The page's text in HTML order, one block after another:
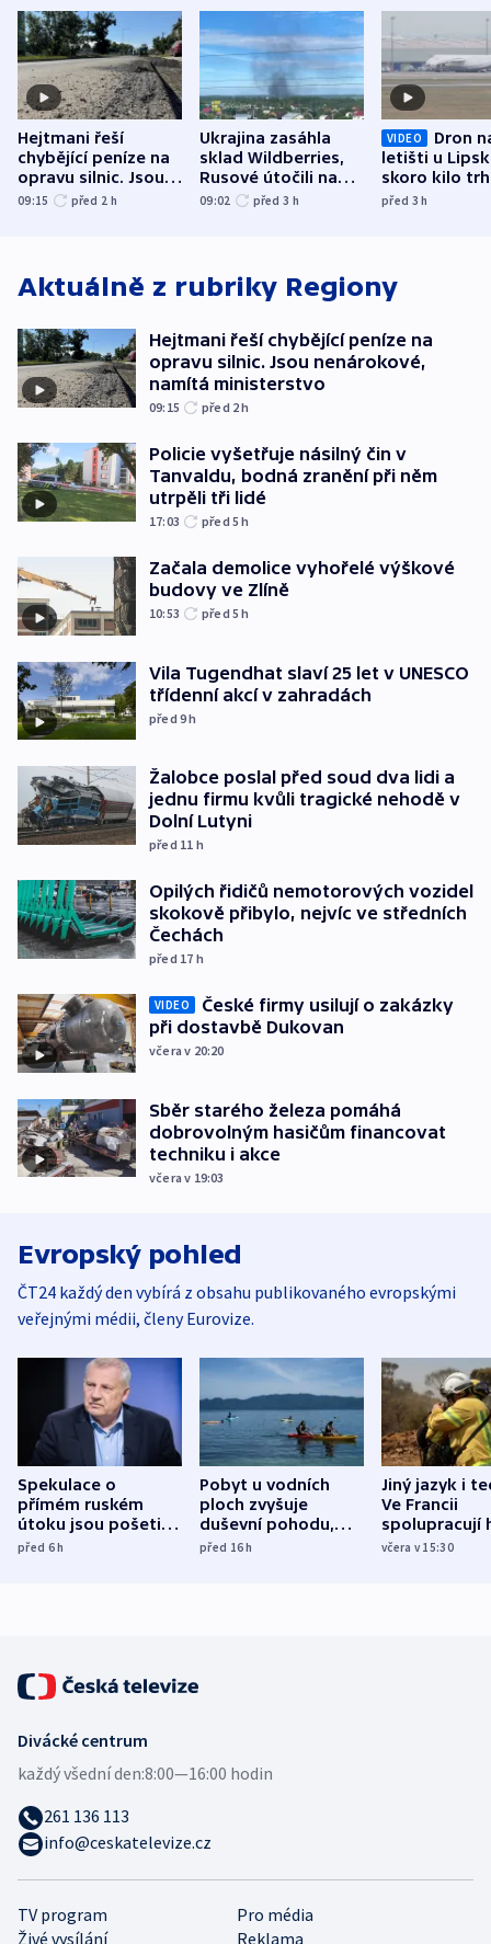
Hejtmani řeší
chybějící peníze na
opravu silnic. Jsou
nenárokové, namítá
09:15 před 2 h
Ukrajina zasáhla
sklad Wildberries,
Rusové útočili na
trh, hasiče či
09:02 před 3 h
VIDEO
Dron
letišti u
skoro kilo
indicie
před 3h
Aktuálně z rubriky Regiony
Hejtmani řeší chybějící peníze na
opravu silnic. Jsou nenárokové,
namítá ministerstvo
09:15 před 2h
Policie vyšetřuje násilný čin v
Tanvaldu, bodná zranění při něm
utrpěli tři lidé
17:03 před 5h
Začala demolice vyhořelé výškové
budovy ve Zlíně
10:53 před 5h
Vila Tugendhat slaví 25 let v UNESCO
třídenní akcí v zahradách
před 9h
Žalobce poslal před soud dva lidi a
jednu firmu kvůli tragické nehodě v
Dolní Lutyni
před 11 h
Opilých řidičů nemotorových vozidel
skokově přibylo, nejvíc ve středních
Čechách
před 17 h
VIDEO
České firmy usilují o zakázky
při dostavbě Dukovan
včera v 20:20
Sběr starého železa pomáhá
dobrovolným hasičům financovat
techniku i akce
včera v 19:03
Evropský pohled
ČT24 každý den vybírá z obsahu publikovaného evropskými
veřejnými médii, členy Eurovize.
Spekulace o
přímém ruském
útoku jsou pošetilé,
míní estonský
před 6h
Pobyt u vodních
ploch zvyšuje
duševní pohodu,
ukázala
před 16h
Jiný jazyk i
Ve Francii
spolupracují
různých zemí
včera v 15:30
TV program
Pro média
Živé vysílání
Reklama
Divácké centrum
každý všední den:8:00—16:00 hodin
261 136 113
info@ceskatelevize.cz